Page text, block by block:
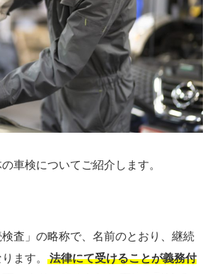
車検についてご紹介します。
査」の略称で、名前のとおり、継続
ます。
法律にて受けることが義務付